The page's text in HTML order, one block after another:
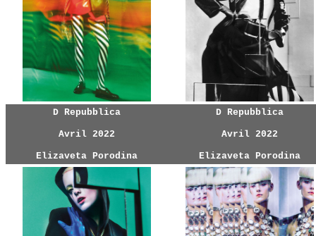
D Repubblica
Avril 2022
Elizaveta Porodina
D Repubblica
Avril 2022
Elizaveta Porodina